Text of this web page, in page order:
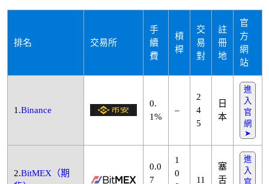
排名 交易所
手
續
費
槓
桿
交
易
對
註
冊
地
官
方
網
站
1.Binance
0.
1%
–
2
4
5
日
本
進
入
官
網
➤
2.BitMEX（期
0.0
7
1
0
11
塞
舌
進
入
官